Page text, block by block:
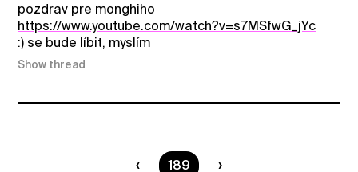
pozdrav pre monghiho
https://www.youtube.com/watch?v=s7MSfwG_jYc
:) se bude líbit, myslím
Show thread
You are on page
189